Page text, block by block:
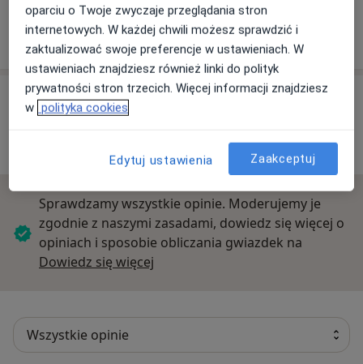
Gorzowska Lecznica Specjalistyczna
Piłsudskiego 1 B, 66-400 Gorzów Wielkopolski
Opinie o specjalistach (39)
Sprawdzamy wszystkie opinie. Moderujemy je
zgodnie z naszymi zasadami, dowiedz się więcej o
opiniach i sposobie obliczania gwiazdek na
Dowiedz się więcej
oparciu o Twoje zwyczaje przeglądania stron
internetowych. W każdej chwili możesz sprawdzić i
zaktualizować swoje preferencje w ustawieniach. W
ustawieniach znajdziesz również linki do polityk
prywatności stron trzecich. Więcej informacji znajdziesz
w polityka cookies
Edytuj ustawienia Zaakceptuj